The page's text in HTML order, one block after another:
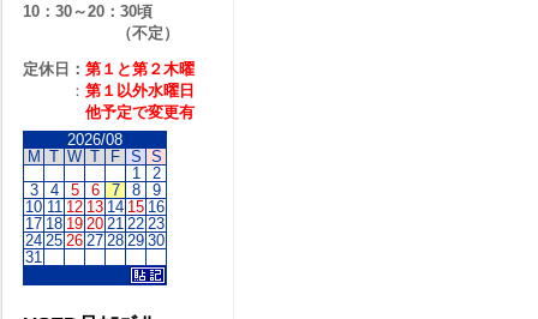
10：30～20：30頃
（不定）
定休日： 第１と第２木曜
： 第１以外水曜日
他予定で変更有
2026/08
M T W T F S S
1
2
3
4 5 6 7 8
9
10 11 12 13 14 15 16
17 18 19 20 21 22 23
24 25 26 27 28 29 30
31